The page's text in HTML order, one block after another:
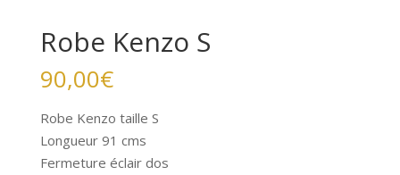
Robe Kenzo S
90,00€
Robe Kenzo taille S
Longueur 91 cms
Fermeture éclair dos